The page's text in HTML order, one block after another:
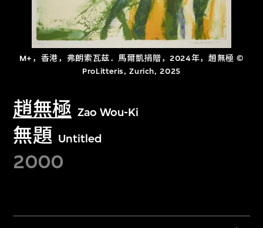
M+，香港，弗朗索瓦兹．馬爾凱捐贈，2024年，趙無極 ©
ProLitteris, Zurich, 2025
趙無極 Zao Wou-Ki
無題 Untitled
2000
文化藏品。